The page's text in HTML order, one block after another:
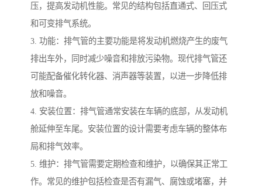
压，提高发动机性能。常见的结构包括直通式、回压式
和可变排气系统。
3. 功能：排气管的主要功能是将发动机燃烧产生的废气
排出车外，同时减少噪音和排放污染物。现代排气管还
可能配备催化转化器、消声器等装置，以进一步降低排
放和噪音。
4. 安装位置：排气管通常安装在车辆的底部，从发动机
舱延伸至车尾。安装位置的设计需要考虑车辆的整体布
局和排气效率。
5. 维护：排气管需要定期检查和维护，以确保其正常工
作。常见的维护包括检查是否有漏气、腐蚀或堵塞，并